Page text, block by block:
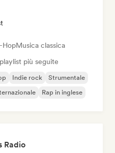
HopMusica classica
più seguite
Indie rock
Strumentale
Rap in inglese
Radio